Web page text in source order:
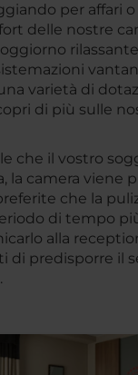
per affari
delle nostre
varietà di
di più sulle
che il vostro
la camera viene
che la
di tempo
alla
di predisporre il